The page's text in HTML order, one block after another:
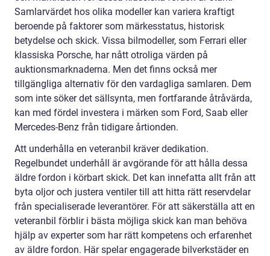
Samlarvärdet hos olika modeller kan variera kraftigt
beroende på faktorer som märkesstatus, historisk
betydelse och skick. Vissa bilmodeller, som Ferrari eller
klassiska Porsche, har nått otroliga värden på
auktionsmarknaderna. Men det finns också mer
tillgängliga alternativ för den vardagliga samlaren. Dem
som inte söker det sällsynta, men fortfarande åtråvärda,
kan med fördel investera i märken som Ford, Saab eller
Mercedes-Benz från tidigare årtionden.
Att underhålla en veteranbil kräver dedikation.
Regelbundet underhåll är avgörande för att hålla dessa
äldre fordon i körbart skick. Det kan innefatta allt från att
byta oljor och justera ventiler till att hitta rätt reservdelar
från specialiserade leverantörer. För att säkerställa att en
veteranbil förblir i bästa möjliga skick kan man behöva
hjälp av experter som har rätt kompetens och erfarenhet
av äldre fordon. Här spelar engagerade bilverkstäder en